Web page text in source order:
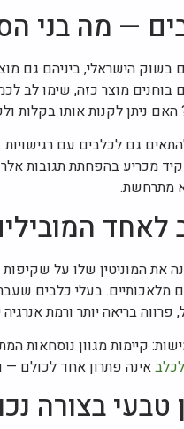
— מה בני
בשוק הישראלי, ביניהם גם
בוחנים מוצר כזה, שימו לב
ניתן לקנות אותו בקלות
גם לכלבים עם רגישויות.
מכריע בהפחתת תגובות
מתרחשת.
לאחד
את המוניטין שלו על
מלאכותיים. בעלי כלבים
בריאה יותר ורמת אנרגיה
קיימות מגוון נוסחאות
אינה פתרון אחד לכולם
טבעי בצורה